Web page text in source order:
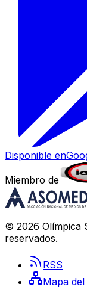
Disponible en
Miembro de
© 2026 Olímpica
reservados.
RSS
Mapa del